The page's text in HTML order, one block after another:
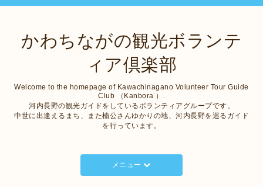
かわちながの観光ボランテ
ィア倶楽部
Welcome to the homepage of Kawachinagano Volunteer Tour Guide
Club （Kanbora ）.
河内長野の観光ガイドをしているボランティアグループです。
中世に出逢えるまち、また楠公さんゆかりの地、河内長野を巡るガイド
を行っています。
メニュー